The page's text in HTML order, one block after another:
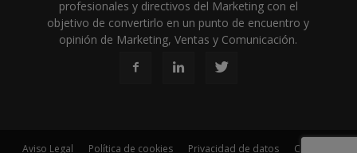
profesionales y directivos del Marketing con el
objetivo de convertirlo en un punto de encuentro y
opinión de Marketing, Ventas y Comunicación.
Aviso Legal Política de cookies Privacidad de datos Contacto